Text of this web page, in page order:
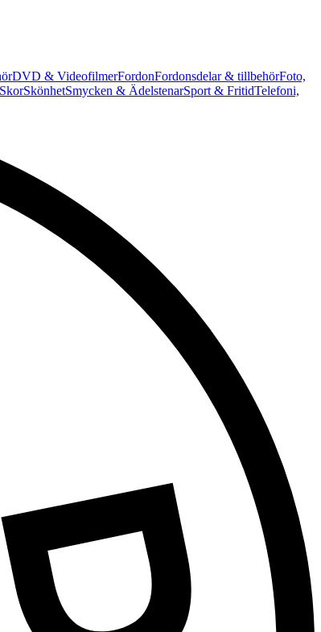
DVD & VideofilmerFordonFordonsdelar & tillbehörFoto,
SkorSkönhetSmycken & ÄdelstenarSport & FritidTelefoni,